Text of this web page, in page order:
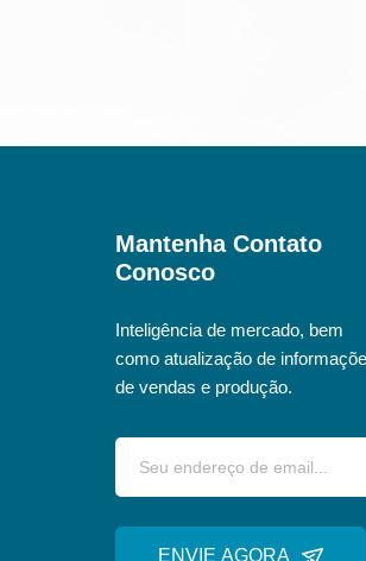
Mantenha Contato
Conosco
Inteligência de mercado, bem
como atualização de
de vendas e produção.
ENVIE AGORA